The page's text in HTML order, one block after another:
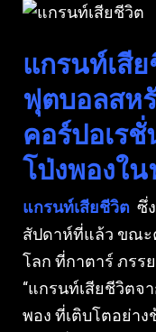
แกรนท์เสี
ฟุตบอลสห
คอร์ปอเร
โป่งพองใ
แกรนท์เสียชีวิต ซึ่
สัปดาห์ที่แล้ว ขณ
โลก ที่กาตาร์ ภรร
“แกรนท์เสียชีวิตจ
พอง ที่เติบโตอย่า